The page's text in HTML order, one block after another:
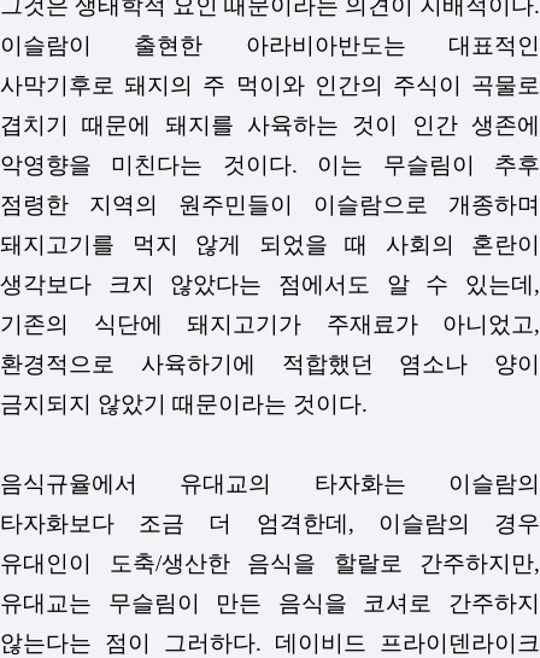
그것은 생태학적 요인 때문이라는 의견이 지배적이다.
이슬람이 출현한 아라비아반도는 대표적인
사막기후로 돼지의 주 먹이와 인간의 주식이 곡물로
겹치기 때문에 돼지를 사육하는 것이 인간 생존에
악영향을 미친다는 것이다. 이는 무슬림이 추후
점령한 지역의 원주민들이 이슬람으로 개종하며
돼지고기를 먹지 않게 되었을 때 사회의 혼란이
생각보다 크지 않았다는 점에서도 알 수 있는데,
기존의 식단에 돼지고기가 주재료가 아니었고,
환경적으로 사육하기에 적합했던 염소나 양이
금지되지 않았기 때문이라는 것이다.
음식규율에서 유대교의 타자화는 이슬람의
타자화보다 조금 더 엄격한데, 이슬람의 경우
유대인이 도축/생산한 음식을 할랄로 간주하지만,
유대교는 무슬림이 만든 음식을 코셔로 간주하지
않는다는 점이 그러하다. 데이비드 프라이덴라이크